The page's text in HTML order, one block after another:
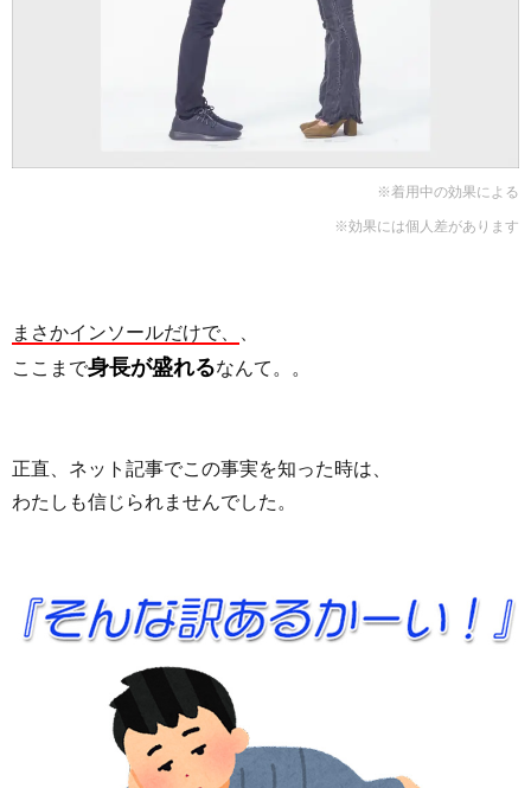
※着用中の効果による
※効果には個人差があります
まさかインソールだけで、
ここまで身長が盛れるなんて。。
正直、ネット記事でこの事実を知った時は、
わたしも信じられませんでした。